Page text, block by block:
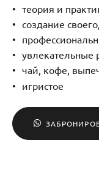
теория и
создание
увлекательные
чай, кофе,
игристое